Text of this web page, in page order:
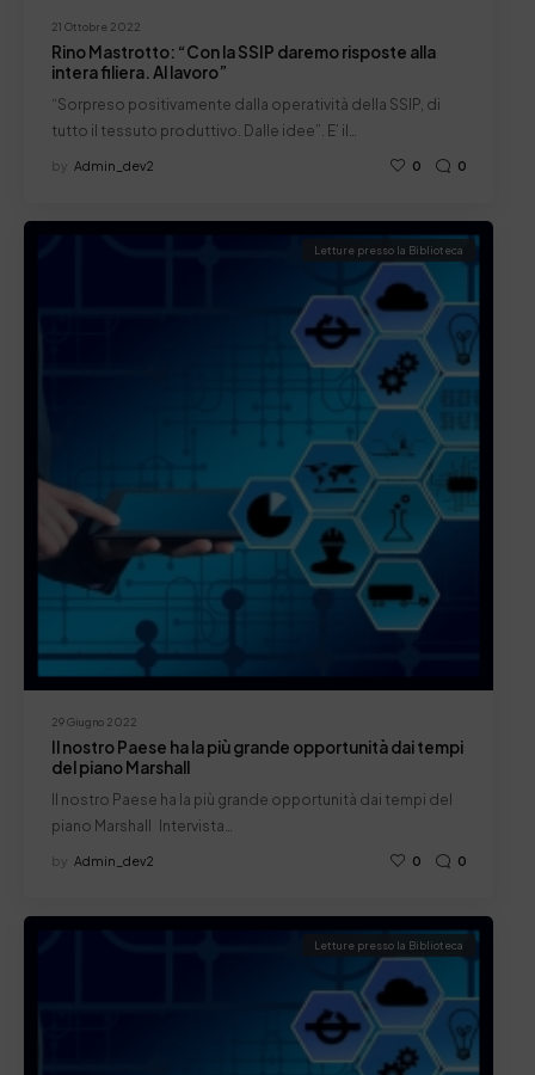
21 Ottobre 2022
Rino Mastrotto: “Con la SSIP daremo risposte alla
intera filiera. Al lavoro”
“Sorpreso positivamente dalla operatività della SSIP, di
tutto il tessuto produttivo. Dalle idee”. E’ il…
by Admin_dev2 0 0
29 Giugno 2022
Letture presso la Biblioteca
Il nostro Paese ha la più grande opportunità dai tempi
del piano Marshall
Il nostro Paese ha la più grande opportunità dai tempi del
piano Marshall Intervista…
by Admin_dev2 0 0
Letture presso la Biblioteca